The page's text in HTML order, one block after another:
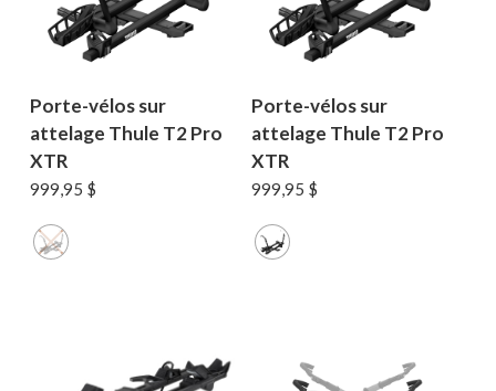
Porte-vélos sur
attelage Thule T2 Pro
XTR
999,95 $
Porte-vélos sur
attelage Thule T2 Pro
XTR
999,95 $